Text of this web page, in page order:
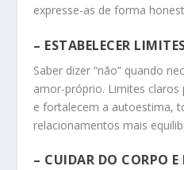
expresse-as de forma
– ESTABELECER
Saber dizer “não” quando
amor-próprio. Limites
e fortalecem a autoestima,
relacionamentos mais
– CUIDAR DO CORPO